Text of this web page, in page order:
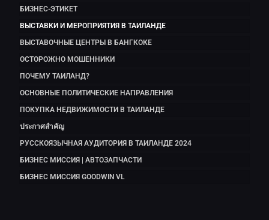
БИЗНЕС-ЭТИКЕТ
ВЫСТАВКИ И МЕРОПРИЯТИЯ В ТАИЛАНДЕ
ВЫСТАВОЧНЫЕ ЦЕНТРЫ В БАНГКОКЕ
ОСТОРОЖНО МОШЕННИКИ
ПОЧЕМУ ТАИЛАНД?
ОСНОВНЫЕ ПОЛИТИЧЕСКИЕ НАПРАВЛЕНИЯ
ПОКУПКА НЕДВИЖИМОСТИ В ТАИЛАНДЕ
ประกาศสำคัญ
РУССКОЯЗЫЧНАЯ АУДИТОРИЯ В ТАИЛАНДЕ 2024
БИЗНЕС МИССИЯ | АВТОЗАПЧАСТИ
БИЗНЕС МИССИЯ GOODWIN VL